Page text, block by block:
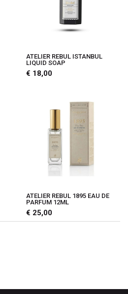
ATELIER REBUL ISTANBUL
LIQUID SOAP
€ 18,00
ATELIER REBUL 1895 EAU DE
PARFUM 12ML
€ 25,00